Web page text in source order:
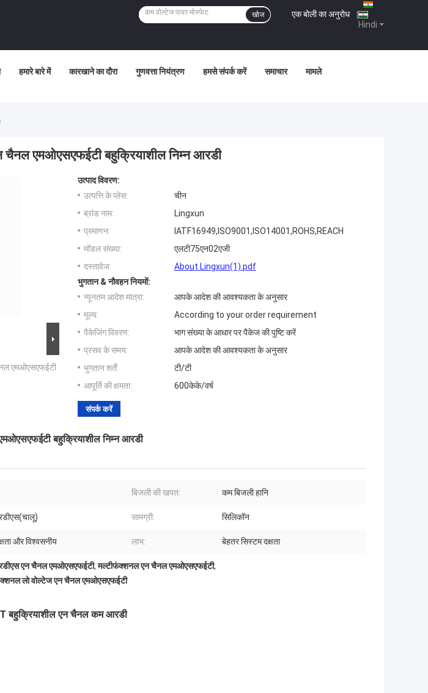
Hindi
एक बोली का अनुरोध |
खोज
हमारे बारे में कारखाने का दौरा गुणवत्ता नियंत्रण हमसे संपर्क करें समाचार मामले
चैनल एमओएसएफईटी बहुक्रियाशील निम्न आरडी
एमओएसएफईटी
उत्पाद विवरण:
उत्पत्ति के प्लेस:
चीन
ब्रांड नाम:
Lingxun
प्रमाणन:
IATF16949,ISO9001,ISO14001,ROHS,REACH
मॉडल संख्या:
एलटी75एन02एजी
दस्तावेज:
About Lingxun(1).pdf
भुगतान & नौवहन नियमों:
न्यूनतम आदेश मात्रा:
आपके आदेश की आवश्यकता के अनुसार
मूल्य:
According to your order requirement
पैकेजिंग विवरण:
भाग संख्या के आधार पर पैकेज की पुष्टि करें
प्रसव के समय:
आपके आदेश की आवश्यकता के अनुसार
भुगतान शर्तें:
टी/टी
आपूर्ति की क्षमता:
600केके/वर्ष
संपर्क करें
बहुक्रियाशील निम्न आरडी
बिजली की खपत: कम बिजली हानि
सामग्री: सिलिकॉन
और विश्वसनीय लाभ: बेहतर सिस्टम दक्षता
एन चैनल एमओएसएफईटी,मल्टीफंक्शनल एन चैनल एमओएसएफईटी,
लो वोल्टेज एन चैनल एमओएसएफईटी
बहुक्रियाशील एन चैनल कम आरडी